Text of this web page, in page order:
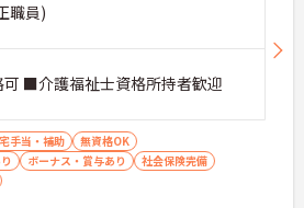
職員)
■介護福祉士資格所持者歓迎
手当・補助
無資格OK
ボーナス・賞与あり
社会保険完備